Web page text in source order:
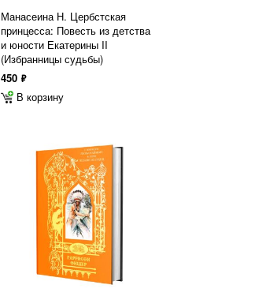
Манасеина Н. Цербстская
принцесса: Повесть из детства
и юности Екатерины II
(Избранницы судьбы)
450 ф
В корзину